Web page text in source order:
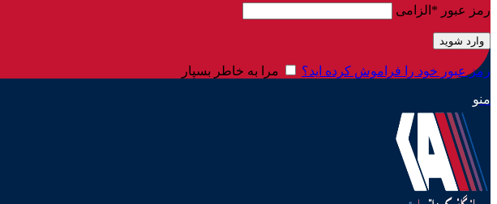
رمز عبور * الزامی
وارد شوید
رمز عبور خود را فراموش کرده اید؟ مرا به خاطر بسپار
منو